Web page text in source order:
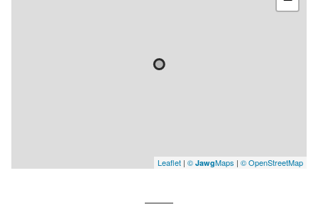
Leaflet | © JawgMaps | © OpenStreetMap